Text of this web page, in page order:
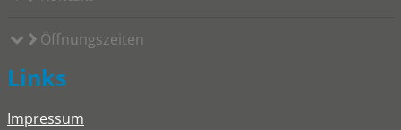
Öffnungszeiten
Links
Impressum